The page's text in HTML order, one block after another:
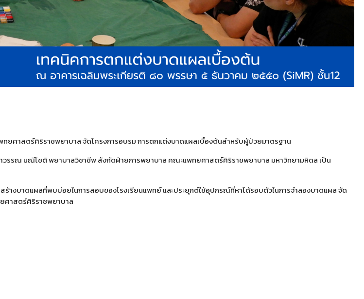
ศาสตร์ศิริราชพยาบาล จัดโครงการอบรม การตกแต่งบาดแผลเบื้องต้นสำหรับผู้ป่วยมาตรฐาน
รรณ มณีโชติ พยาบาลวิชาชีพ สังกัดฝ่ายการพยาบาล คณะแพทยศาสตร์ศิริราชพยาบาล มหาวิทยามหิดล เป็น
งบาดแผลที่พบบ่อยในการสอบของโรงเรียนแพทย์ และประยุกต์ใช้อุปกรณ์ที่หาได้รอบตัวในการจำลองบาดแผล จัด
ศาสตร์ศิริราชพยาบาล